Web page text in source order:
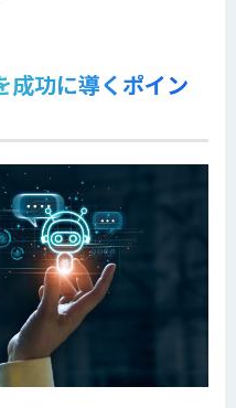
成功に導くポイン